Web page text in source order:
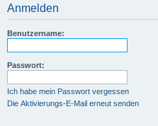
Anmelden
Benutzername:
Passwort:
Ich habe mein Passwort vergessen
Die Aktivierungs-E-Mail erneut senden